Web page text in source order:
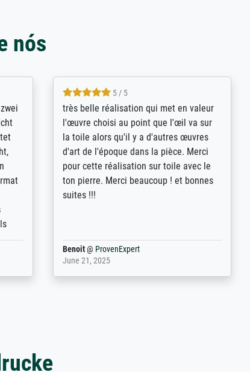
nós
and
5 / 5
eine große Auswahl an Bildern und
deren Reproduktionsmöglichkeiten;
wurde sehr gut durch die einzelnen
Bestellkriterien geführt, verständliche
Erklärungen, z.B. mit Bilddarstellungen,
werde auf jeden Fall meine guten
Erfahrungen weitergeben.
Anonym@ProvenExpert
May 13, 2026